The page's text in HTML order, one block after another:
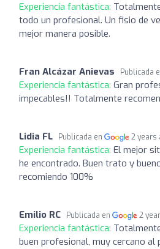
Experiencia fantástica:
todo un profesional. Un fisio de
mejor manera posible.
Fran Alcázar Anievas Publicada
Experiencia fantástica: Gran
impecables!! Totalmente
Lidia FL Publicada en 2 years
Experiencia fantástica: El mejor
he encontrado. Buen trato y
recomiendo 100%
Emilio RC Publicada en 2
Experiencia fantástica:
buen profesional, muy cercano al